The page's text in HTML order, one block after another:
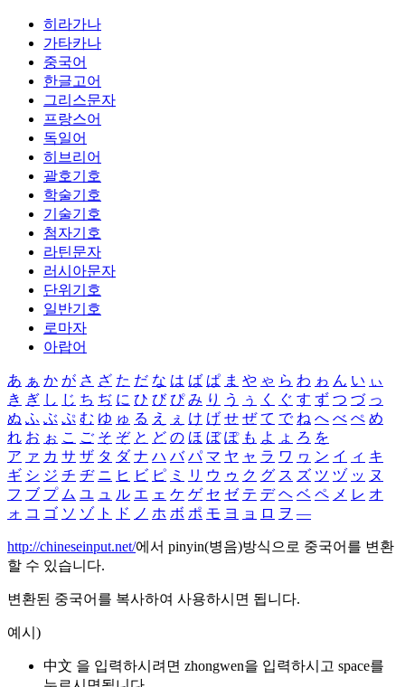
히라가나
가타카나
중국어
한글고어
그리스문자
프랑스어
독일어
히브리어
괄호기호
학술기호
기술기호
첨자기호
라틴문자
러시아문자
단위기호
일반기호
로마자
아랍어
あ ぁ か が さ ざ た だ な は ば ぱ ま や ゃ ら わ ゎ ん い ぃ
き ぎ し じ ち ぢ に ひ び ぴ み り う ぅ く ぐ す ず つ づ っ
ぬ ふ ぶ ぷ む ゆ ゅ る え ぇ け げ せ ぜ て で ね へ べ ぺ め
れ お ぉ こ ご そ ぞ と ど の ほ ぼ ぽ も よ ょ ろ を
ア ァ カ サ ザ タ ダ ナ ハ バ パ マ ヤ ャ ラ ワ ヮ ン イ ィ キ
ギ シ ジ チ ヂ ニ ヒ ビ ピ ミ リ ウ ゥ ク グ ス ズ ツ ヅ ッ ヌ
フ ブ プ ム ユ ュ ル エ ェ ケ ゲ セ ゼ テ デ ヘ ベ ペ メ レ オ
ォ コ ゴ ソ ゾ ト ド ノ ホ ボ ポ モ ヨ ョ ロ ヲ ―
http://chineseinput.net/에서 pinyin(병음)방식으로 중국어를 변환
할 수 있습니다.
변환된 중국어를 복사하여 사용하시면 됩니다.
예시)
中文 을 입력하시려면 zhongwen을 입력하시고 space를